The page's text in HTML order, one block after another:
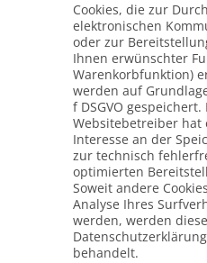
Cookies, die zur
elektronischen
oder zur
Ihnen erwünschter
Warenkorbfunktion)
werden auf
f DSGVO gespeichert.
Websitebetreiber hat
Interesse an der
zur technisch
optimierten
Soweit andere
Analyse Ihres
werden, werden
behandelt.